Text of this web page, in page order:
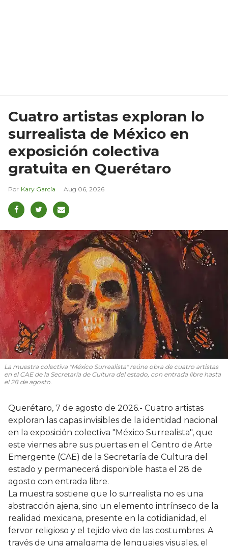
Cuatro artistas exploran lo
surrealista de México en
exposición colectiva
gratuita en Querétaro
Kary García Aug 06, 2026
La muestra colectiva "México Surrealista" reúne obra de cuatro artistas
en el CAE de la Secretaría de Cultura del estado, con entrada libre hasta
el 28 de agosto.
Querétaro, 7 de agosto de 2026.- Cuatro artistas
exploran las capas invisibles de la identidad nacional
en la exposición colectiva "México Surrealista", que
este viernes abre sus puertas en el Centro de Arte
Emergente (CAE) de la Secretaría de Cultura del
estado y permanecerá disponible hasta el 28 de
agosto con entrada libre.
La muestra sostiene que lo surrealista no es una
abstracción ajena, sino un elemento intrínseco de la
realidad mexicana, presente en la cotidianidad, el
fervor religioso y el tejido vivo de las costumbres. A
través de una amalgama de lenguajes visuales, el